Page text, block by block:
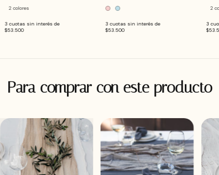
2 colores
3 cuotas sin interés de
$53.500
3 cuotas sin interés de
$53.500
2
3
Para comprar con este producto